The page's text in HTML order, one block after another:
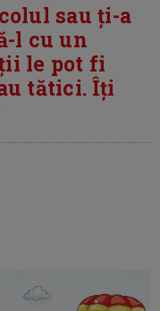
sau ți-a
l cu un
le pot fi
tătici. Îți